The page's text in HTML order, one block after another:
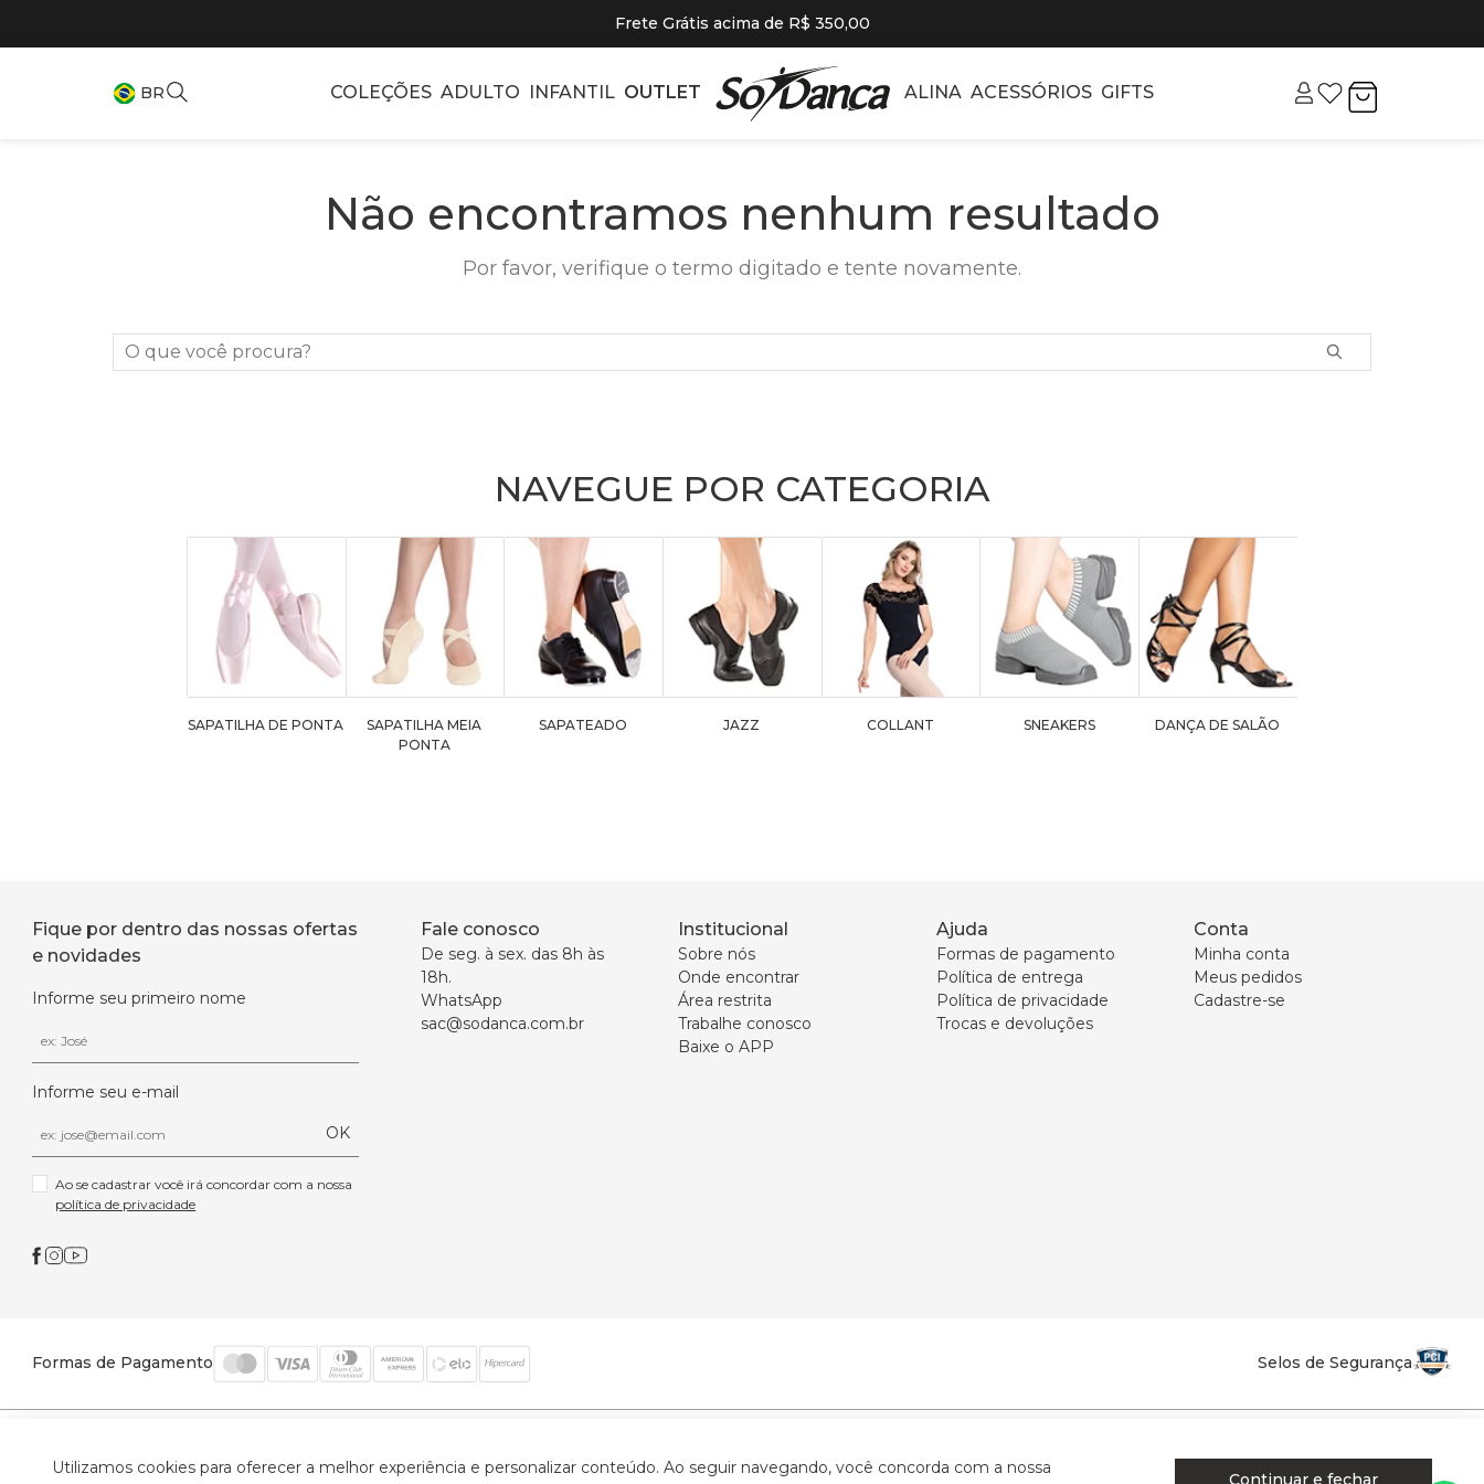
Frete Grátis acima de R$ 350,00
BR COLEÇÕES ADULTO INFANTIL OUTLET ALINA ACESSÓRIOS GIFTS
Não encontramos nenhum resultado
Por favor, verifique o termo digitado e tente novamente.
O que você procura?
NAVEGUE POR CATEGORIA
SAPATILHA DE PONTA
SAPATILHA MEIA
PONTA
SAPATEADO JAZZ COLLANT SNEAKERS DANÇA DE SALÃO
Fique por dentro das nossas ofertas
e novidades
Informe seu primeiro nome
Informe seu e-mail
OK
política de privacidade
Fale conosco
De seg. à sex. das 8h às
18h.
WhatsApp
sac@sodanca.com.br
Institucional
Sobre nós
Onde encontrar
Área restrita
Trabalhe conosco
Baixe o APP
Ajuda
Formas de pagamento
Política de entrega
Política de privacidade
Trocas e devoluções
Conta
Minha conta
Meus pedidos
Cadastre-se
Formas de Pagamento Selos de Segurança
Utilizamos cookies para oferecer a melhor experiência e personalizar conteúdo. Ao seguir navegando, você concorda com a nossa
Continuar e fechar